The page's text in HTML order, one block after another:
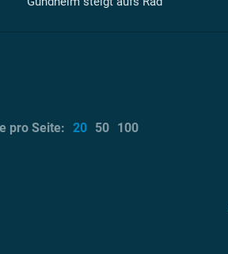
pro Seite: 20 50 100